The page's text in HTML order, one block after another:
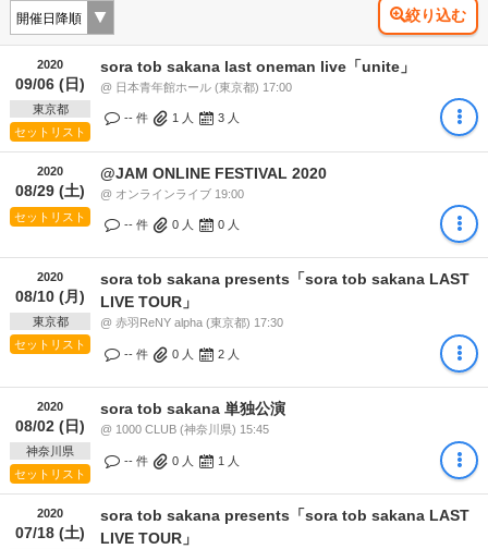
絞り込む
2020
09/06 (日)
東京都
セットリスト
sora tob sakana last oneman live「unite」
@ 日本青年館ホール (東京都) 17:00
-- 件 1 人 3 人
2020
08/29 (土)
セットリスト
@JAM ONLINE FESTIVAL 2020
@ オンラインライブ 19:00
-- 件 0 人 0 人
2020
08/10 (月)
東京都
セットリスト
sora tob sakana presents「sora tob sakana LAST
LIVE TOUR」
@ 赤羽ReNY alpha (東京都) 17:30
-- 件 0 人 2 人
2020
08/02 (日)
神奈川県
セットリスト
sora tob sakana 単独公演
@ 1000 CLUB (神奈川県) 15:45
-- 件 0 人 1 人
2020
07/18 (土)
sora tob sakana presents「sora tob sakana LAST
LIVE TOUR」